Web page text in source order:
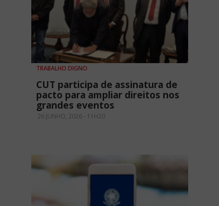
TRABALHO DIGNO
CUT participa de assinatura de
pacto para ampliar direitos nos
grandes eventos
26 JUNHO, 2026 - 11H20